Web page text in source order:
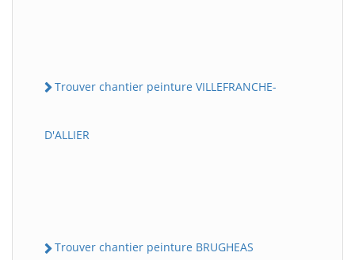
Trouver chantier peinture VILLEFRANCHE-
D'ALLIER
Trouver chantier peinture BRUGHEAS